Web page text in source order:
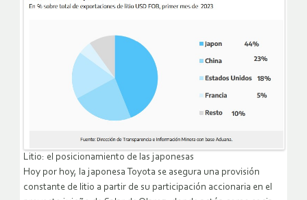
Litio: el posicionamiento de las japonesas
Hoy por hoy, la japonesa Toyota se asegura una provisión
constante de litio a partir de su participación accionaria en el